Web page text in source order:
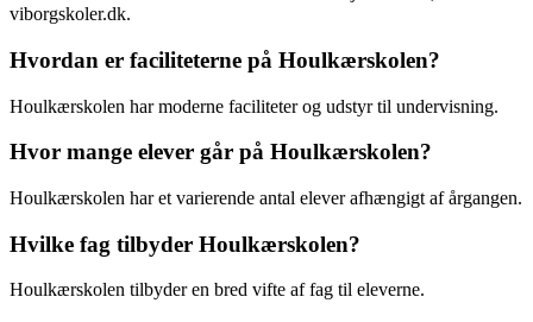
viborgskoler.dk.
Hvordan er faciliteterne på Houlkærskolen?
Houlkærskolen har moderne faciliteter og udstyr til undervisning.
Hvor mange elever går på Houlkærskolen?
Houlkærskolen har et varierende antal elever afhængigt af årgangen.
Hvilke fag tilbyder Houlkærskolen?
Houlkærskolen tilbyder en bred vifte af fag til eleverne.